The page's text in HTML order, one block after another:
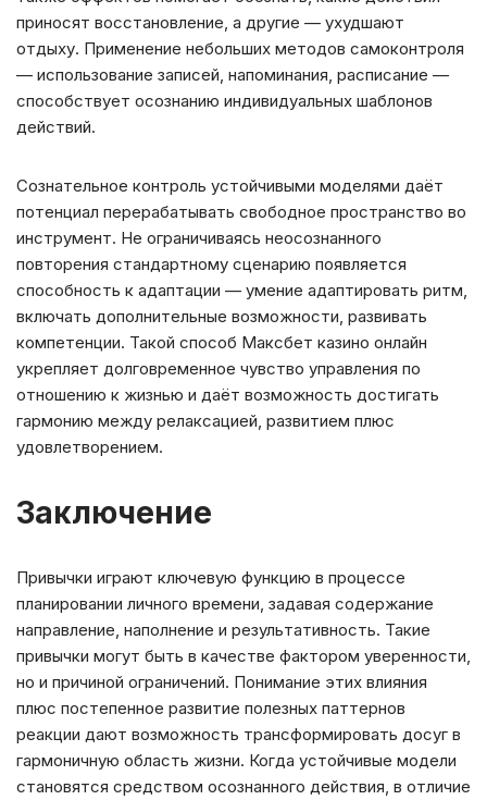
приносят восстановление, а другие — ухудшают
отдыху. Применение небольших методов самоконтроля
— использование записей, напоминания, расписание —
способствует осознанию индивидуальных шаблонов
действий.
Сознательное контроль устойчивыми моделями даёт
потенциал перерабатывать свободное пространство во
инструмент. Не ограничиваясь неосознанного
повторения стандартному сценарию появляется
способность к адаптации — умение адаптировать ритм,
включать дополнительные возможности, развивать
компетенции. Такой способ Максбет казино онлайн
укрепляет долговременное чувство управления по
отношению к жизнью и даёт возможность достигать
гармонию между релаксацией, развитием плюс
удовлетворением.
Заключение
Привычки играют ключевую функцию в процессе
планировании личного времени, задавая содержание
направление, наполнение и результативность. Такие
привычки могут быть в качестве фактором уверенности,
но и причиной ограничений. Понимание этих влияния
плюс постепенное развитие полезных паттернов
реакции дают возможность трансформировать досуг в
гармоничную область жизни. Когда устойчивые модели
становятся средством осознанного действия, в отличие